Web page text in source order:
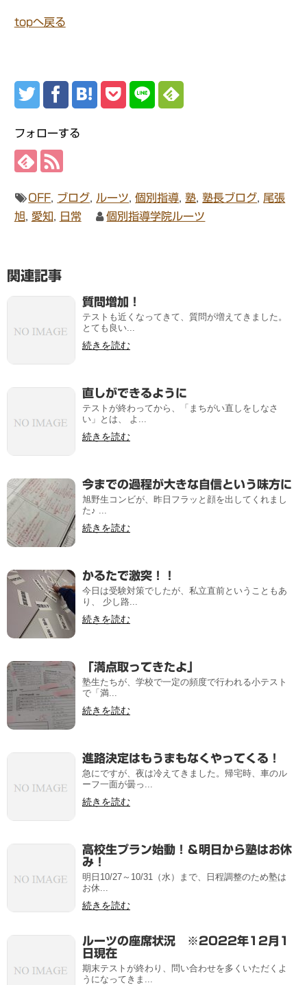
topへ戻る
フォローする
OFF ブログ ルーツ ,個別指導 ,塾 ,塾長ブログ
尾張
旭, 愛知 日常 個別指導学院ルーツ
関連記事
質問増加！
テストも近くなってきて、質問が増えてきました。
とても良い...
続きを読む
直しができるように
テストが終わってから、「まちがい直しをしなさ
い」とは、 よ...
続きを読む
今までの過程が大きな自信という味方に
旭野生コンビが、昨日フラッと顔を出してくれまし
た♪ ...
続きを読む
かるたで激突！！
今日は受験対策でしたが、私立直前ということもあ
り、 少し路...
続きを読む
「満点取ってきたよ」
塾生たちが、学校で一定の頻度で行われる小テスト
で「満...
続きを読む
進路決定はもうまもなくやってくる！
急にですが、夜は冷えてきました。帰宅時、車のル
ーフ一面が曇っ...
続きを読む
高校生プラン始動！＆明日から塾はお休
み！
明日10/27～10/31（水）まで、日程調整のため塾は
お休...
続きを読む
ルーツの座席状況 ※2022年12月1
日現在
期末テストが終わり、問い合わせを多くいただくよ
うになってきま...